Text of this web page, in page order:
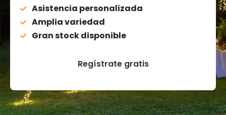
Asistencia personalizada
Amplia variedad
Gran stock disponible
Regístrate gratis